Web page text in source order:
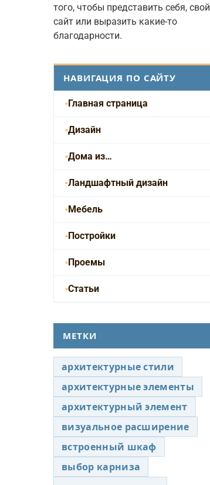
того, чтобы представить себя, свой
сайт или выразить какие-то
благодарности.
НАВИГАЦИЯ ПО САЙТУ
Главная страница
Дизайн
Дома из…
Ландшафтный дизайн
Мебель
Постройки
Проемы
Статьи
МЕТКИ
архитектурные стили
архитектурные элементы
архитектурный элемент
визуальное расширение
встроенный шкаф
выбор карниза